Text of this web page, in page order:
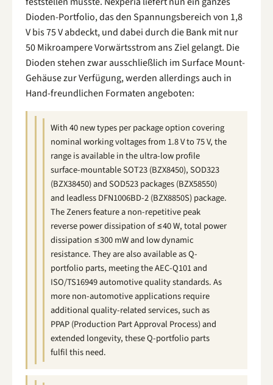
Dioden-Portfolio, das den Spannungsbereich von 1,8
V bis 75 V abdeckt, und dabei durch die Bank mit nur
50 Mikroampere Vorwärtsstrom ans Ziel gelangt. Die
Dioden stehen zwar ausschließlich im Surface Mount-
Gehäuse zur Verfügung, werden allerdings auch in
Hand-freundlichen Formaten angeboten:
With 40 new types per package option covering
nominal working voltages from 1.8 V to 75 V, the
range is available in the ultra-low profile
surface-mountable SOT23 (BZX8450), SOD323
(BZX38450) and SOD523 packages (BZX58550)
and leadless DFN1006BD-2 (BZX8850S) package.
The Zeners feature a non-repetitive peak
reverse power dissipation of ≤40 W, total power
dissipation ≤300 mW and low dynamic
resistance. They are also available as Q-
portfolio parts, meeting the AEC-Q101 and
ISO/TS16949 automotive quality standards. As
more non-automotive applications require
additional quality-related services, such as
PPAP (Production Part Approval Process) and
extended longevity, these Q-portfolio parts
fulfil this need.